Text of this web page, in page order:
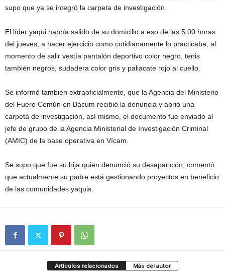
supo que ya se integró la carpeta de investigación.
El líder yaqui habría salido de su domicilio a eso de las 5:00 horas
del jueves, a hacer ejercicio como cotidianamente lo practicaba, al
momento de salir vestía pantalón deportivo color negro, tenis
también negros, sudadera color gris y paliacate rojo al cuello.
Se informó también extraoficialmente, que la Agencia del Ministerio
del Fuero Común en Bácum recibió la denuncia y abrió una
carpeta de investigación, así mismo, el documento fue enviado al
jefe de grupo de la Agencia Ministerial de Investigación Criminal
(AMIC) de la base operativa en Vícam.
Se supo que fue su hija quien denunció su desaparición, comentó
que actualmente su padre está gestionando proyectos en beneficio
de las comunidades yaquis.
Artículos relacionados Más del autor